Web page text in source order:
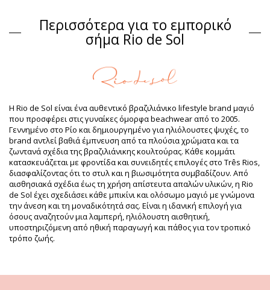
Σύνθεση
Σύνθεση: 84% Biodegradable Nylon (AMNI SOUL ECO), 16%
Επένδυση: 84% Biodegradable Nylon (AMNI SOUL ECO), 16%
Spandex (LYCRA) - OEKO-TEX - Chlorine Resistant
Προστασία UV: UPF 50+
Πληροφορίες προϊόντος
Τμήμα: Γυναίκα, Σουτιέν
Η συσκευασία περιλαμβάνει: 1 x Σουτιέν (Δεν
περιλαμβάνονται άλλα αξεσουάρ)
HS CODE: 6112.41.0010
SKU: 1981118995
EAN: XS (7899810263117), S (7899810263124), M (7899810263131),
L (7899810263148), XL (7899810263155), XXL (7899810267375)
Βάρος: 55g / 0.12lb / 1.94oz
Βελτιωμένες ψηφιακά φωτογραφίες
Οδηγίες πλυσίματος &
Περισσότερα για το εμπορικό
σήμα Rio de Sol
Η Rio de Sol είναι ένα αυθεντικό βραζιλιάνικο lifestyle brand μαγιό
που προσφέρει στις γυναίκες όμορφα beachwear από το 2005.
Γεννημένο στο Ρίο και δημιουργημένο για ηλιόλουστες ψυχές, το
brand αντλεί βαθιά έμπνευση από τα πλούσια χρώματα και τα
ζωντανά σχέδια της βραζιλιάνικης κουλτούρας. Κάθε κομμάτι
κατασκευάζεται με φροντίδα και συνειδητές επιλογές στο Três Rios,
διασφαλίζοντας ότι το στυλ και η βιωσιμότητα συμβαδίζουν. Από
αισθησιακά σχέδια έως τη χρήση απίστευτα απαλών υλικών, η Rio
de Sol έχει σχεδιάσει κάθε μπικίνι και ολόσωμο μαγιό με γνώμονα
την άνεση και τη μοναδικότητά σας. Είναι η ιδανική επιλογή για
όσους αναζητούν μια λαμπερή, ηλιόλουστη αισθητική,
υποστηριζόμενη από ηθική παραγωγή και πάθος για τον τροπικό
τρόπο ζωής.